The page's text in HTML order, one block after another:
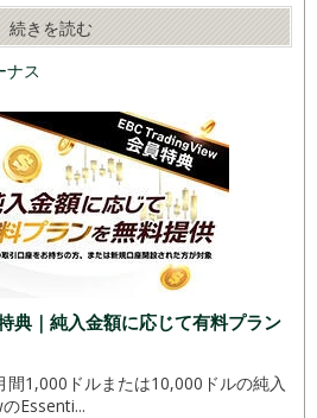
続きを読む
ナス
典｜純入金額に応じて有料プラン
間1,000ドルまたは10,000ドルの純入
Essenti...